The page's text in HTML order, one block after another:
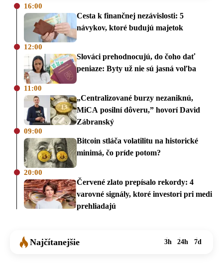
16:00
Cesta k finančnej nezávislosti: 5
návykov, ktoré budujú majetok
12:00
Slováci prehodnocujú, do čoho dať
peniaze: Byty už nie sú jasná voľba
11:00
„Centralizované burzy nezaniknú,
MiCA posilní dôveru,” hovorí David
Zábranský
09:00
Bitcoin stláča volatilitu na historické
minimá, čo príde potom?
20:00
Červené zlato prepísalo rekordy: 4
varovné signály, ktoré investori pri medi
prehliadajú
Najčítanejšie 3h 24h 7d